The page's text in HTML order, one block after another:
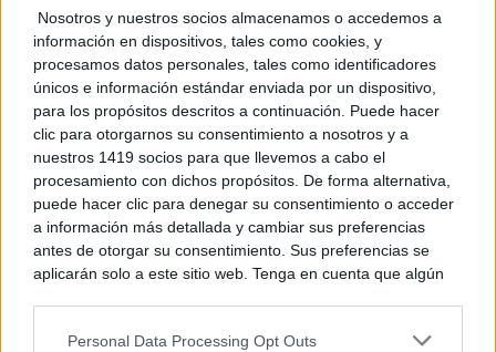
Nosotros y nuestros socios almacenamos o accedemos a
información en dispositivos, tales como cookies, y
procesamos datos personales, tales como identificadores
únicos e información estándar enviada por un dispositivo,
para los propósitos descritos a continuación. Puede hacer
clic para otorgarnos su consentimiento a nosotros y a
nuestros 1419 socios para que llevemos a cabo el
procesamiento con dichos propósitos. De forma alternativa,
puede hacer clic para denegar su consentimiento o acceder
a información más detallada y cambiar sus preferencias
antes de otorgar su consentimiento. Sus preferencias se
aplicarán solo a este sitio web. Tenga en cuenta que algún
rechazar tal procesamiento. Puede cambiar sus preferencias
Personal Data Processing Opt Outs
¿Notas más frío de noche?
La ciencia explica por qué sentimos más frío al final
del día